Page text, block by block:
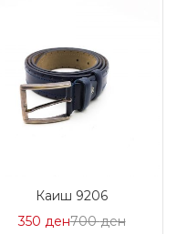
Каиш 9206
350 денЦена
700ден